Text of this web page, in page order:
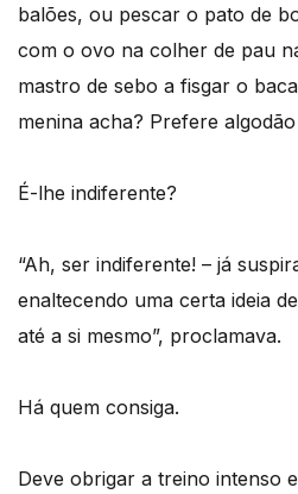
balões, ou pescar o pato de
com o ovo na colher de pau
mastro de sebo a fisgar o
menina acha? Prefere
É-lhe indiferente?
“Ah, ser indiferente! – já
enaltecendo uma certa ideia
até a si mesmo”, proclamava.
Há quem consiga.
Deve obrigar a treino intenso